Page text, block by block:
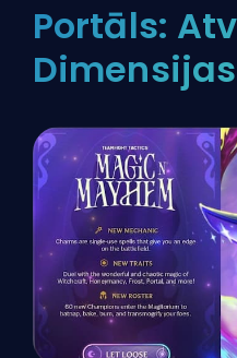
Portāls:
Dimensijas